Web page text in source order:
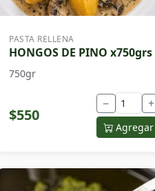
PASTA RELLENA
HONGOS DE PINO x750grs
750gr
$550
− +
Agregar